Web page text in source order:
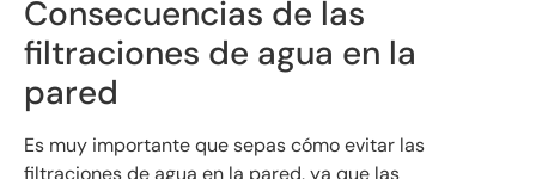
Consecuencias de las
filtraciones de agua en la
pared
Es muy importante que sepas cómo evitar las
filtraciones de agua en la pared, ya que las